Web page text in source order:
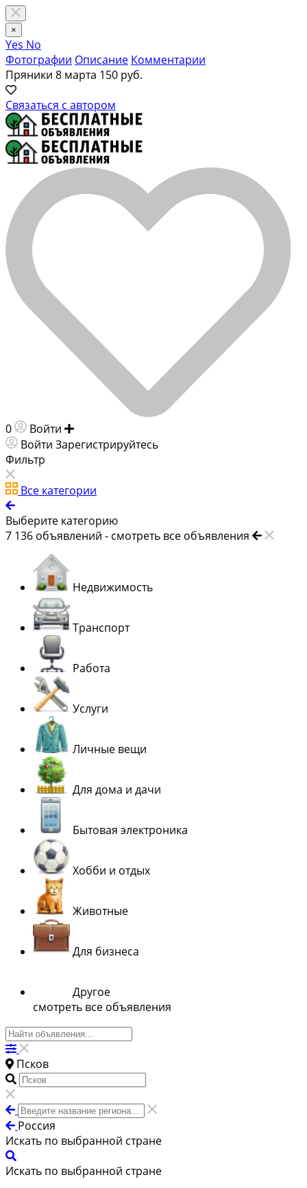
×
Yes No
Фотографии Описание Комментарии
Пряники 8 марта 150 руб.
Связаться с автором
0 Войти
Войти Зарегистрируйтесь
Фильтр
Все категории
Выберите категорию
7 136 объявлений - смотреть все объявления
Недвижимость
Транспорт
Работа
Услуги
Личные вещи
Для дома и дачи
Бытовая электроника
Хобби и отдых
Животные
Для бизнеса
Другое
смотреть все объявления
Псков
Россия
Искать по выбранной стране
Искать по выбранной стране